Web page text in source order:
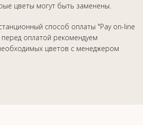
цветы могут быть заменены.
способ оплаты "Pay on-line
оплатой рекомендуем
цветов с менеджером